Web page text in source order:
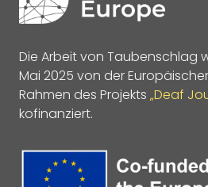
Die Arbeit von Taubenschlag
Mai 2025 von der
Rahmen des Projekts „Deaf
kofinanziert.